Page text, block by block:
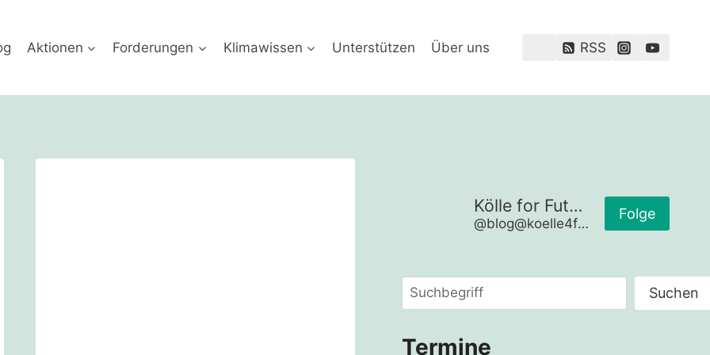
Aktionen Forderungen Klimawissen Unterstützen Über uns RSS
Kölle for Future
@blog@koelle4future.de
Folge
Suchen Suchen
Termine